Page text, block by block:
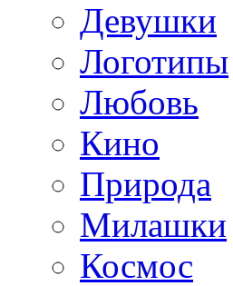
Девушки
Логотипы
Любовь
Кино
Природа
Милашки
Космос